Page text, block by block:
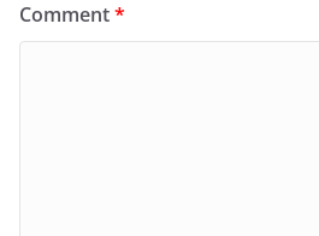
Comment*